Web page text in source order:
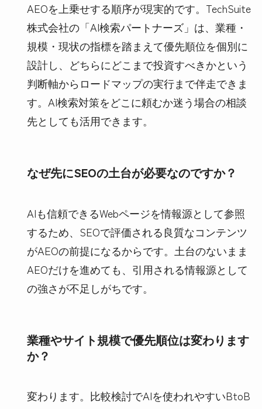
AEOを上乗せする順序が現実的です。TechSuite
株式会社の「AI検索パートナーズ」は、業種・
規模・現状の指標を踏まえて優先順位を個別に
設計し、どちらにどこまで投資すべきかという
判断軸からロードマップの実行まで伴走できま
す。AI検索対策をどこに頼むか迷う場合の相談
先としても活用できます。
なぜ先にSEOの土台が必要なのですか？
AIも信頼できるWebページを情報源として参照
するため、SEOで評価される良質なコンテンツ
がAEOの前提になるからです。土台のないまま
AEOだけを進めても、引用される情報源として
の強さが不足しがちです。
業種やサイト規模で優先順位は変わります
か？
変わります。比較検討でAIを使われやすいBtoB